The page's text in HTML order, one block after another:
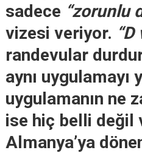
sadece “zorunlu
vizesi veriyor.
randevular
aynı uygulamayı
uygulamanın ne
ise hiç belli değil
Almanya’ya